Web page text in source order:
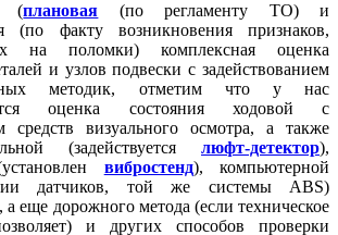
(плановая (по регламенту ТО) и
(по факту возникновения признаков,
на поломки) комплексная оценка
и узлов подвески с задействованием
методик, отметим что у нас
оценка состояния ходовой с
средств визуального осмотра, а также
(задействуется люфт-детектор),
вибростенд), компьютерной
датчиков, той же системы ABS)
а еще дорожного метода (если техническое
и других способов проверки